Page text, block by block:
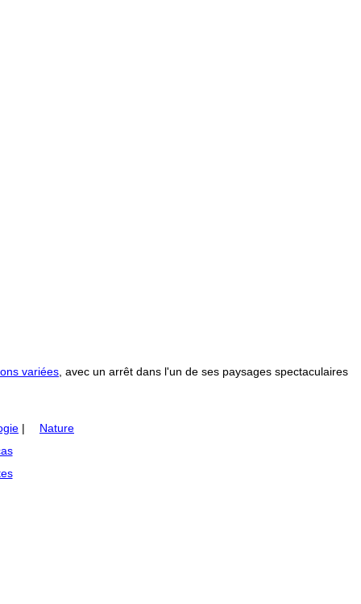
variées , avec un arrêt dans l'un de ses paysages spectaculaires
|
Nature